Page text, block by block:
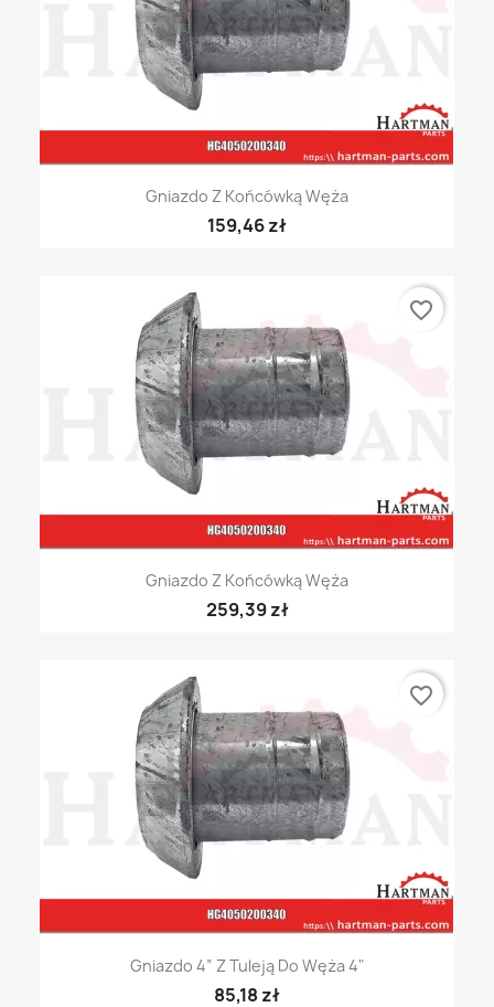
Gniazdo Z Końcówką Węża
159,46 zł
Gniazdo Z Końcówką Węża
259,39 zł
favorite_border
Gniazdo 4” Z Tuleją Do Węża 4"
85,18 zł
favorite_border